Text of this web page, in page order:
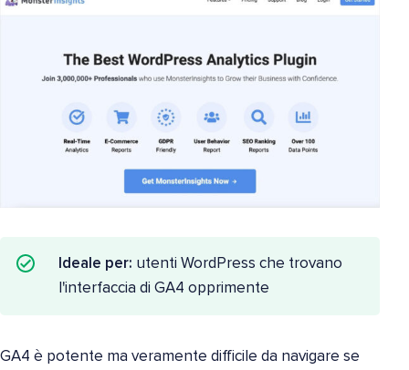
Ideale per: utenti WordPress che trovano
l'interfaccia di GA4 opprimente
GA4 è potente ma veramente difficile da navigare se